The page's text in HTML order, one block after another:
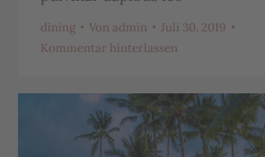
dining Von admin
Juli 30, 2019
Kommentar hinterlassen